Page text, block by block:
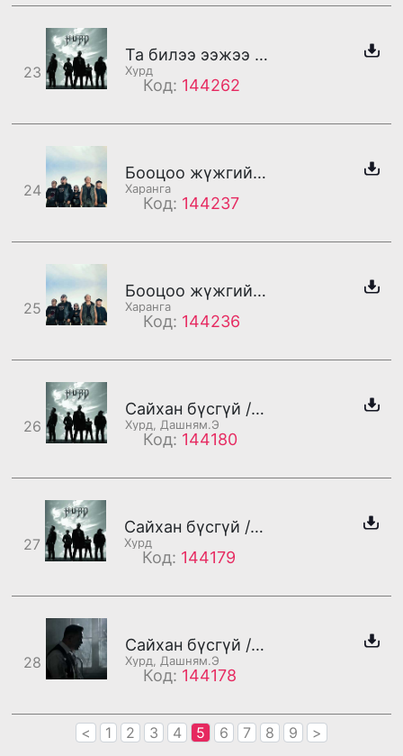
23
Та билээ ээжээ /бадаг/
Хурд
Код: 144262
24
Бооцоо жүжгийн дуу /дахилт/
Харанга
Код: 144237
25
Бооцоо жүжгийн дуу /бадаг/
Харанга
Код: 144236
26
Сайхан бүсгүй /дахилт/
Хурд, Дашням.Э
Код: 144180
27
Сайхан бүсгүй /Хурд/
Хурд
Код: 144179
28
Сайхан бүсгүй /Дашням/
Хурд, Дашням.Э
Код: 144178
< 1 2 3 4 5 6 7 8 9 >